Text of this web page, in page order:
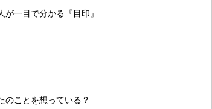
が一目で分かる『目印』
のことを想っている？